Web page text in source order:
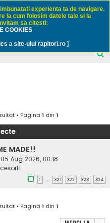
sportiv
C
• Pagina 1 din 1
MADE!!
05 Aug 2026, 00:18
1 … 321 322 323 324
• Pagina 1 din 1
experienta ta de navigare.
la cum folosim datele tale si la
sa citesti:
COOKIES
a site-ului rapitori.ro ]